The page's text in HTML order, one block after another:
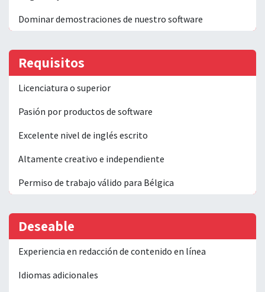
Dominar demostraciones de nuestro software
Requisitos
Licenciatura o superior
Pasión por productos de software
Excelente nivel de inglés escrito
Altamente creativo e independiente
Permiso de trabajo válido para Bélgica
Deseable
Experiencia en redacción de contenido en línea
Idiomas adicionales